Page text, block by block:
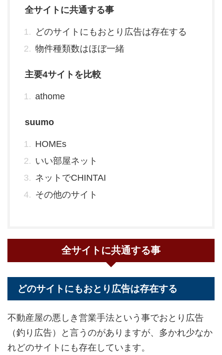
全サイトに共通する事
どのサイトにもおとり広告は存在する
物件種類数はほぼ一緒
主要4サイトを比較
athome
suumo
HOMEs
いい部屋ネット
ネットでCHINTAI
その他のサイト
全サイトに共通する事
どのサイトにもおとり広告は存在する
不動産屋の悪しき営業手法という事でおとり広告
（釣り広告）と言うのがありますが、多かれ少なか
れどのサイトにも存在しています。